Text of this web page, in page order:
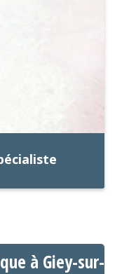
à Giey-sur-